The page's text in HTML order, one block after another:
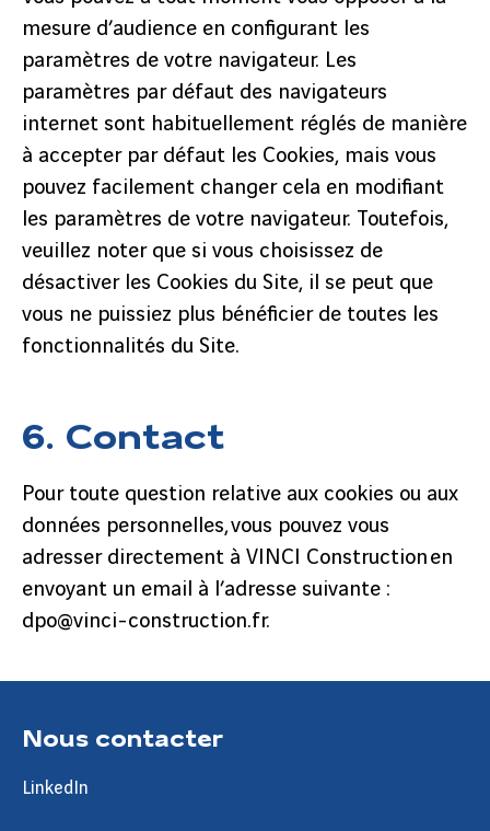
mesure d’audience en configurant les
paramètres de votre navigateur. Les
paramètres par défaut des navigateurs
internet sont habituellement réglés de manière
à accepter par défaut les Cookies, mais vous
pouvez facilement changer cela en modifiant
les paramètres de votre navigateur. Toutefois,
veuillez noter que si vous choisissez de
désactiver les Cookies du Site, il se peut que
vous ne puissiez plus bénéficier de toutes les
fonctionnalités du Site.
6. Contact
Pour toute question relative aux cookies ou aux
données personnelles, vous pouvez vous
adresser directement à VINCI Construction en
envoyant un email à l’adresse suivante :
dpo@vinci-construction.fr.
Nous contacter
LinkedIn